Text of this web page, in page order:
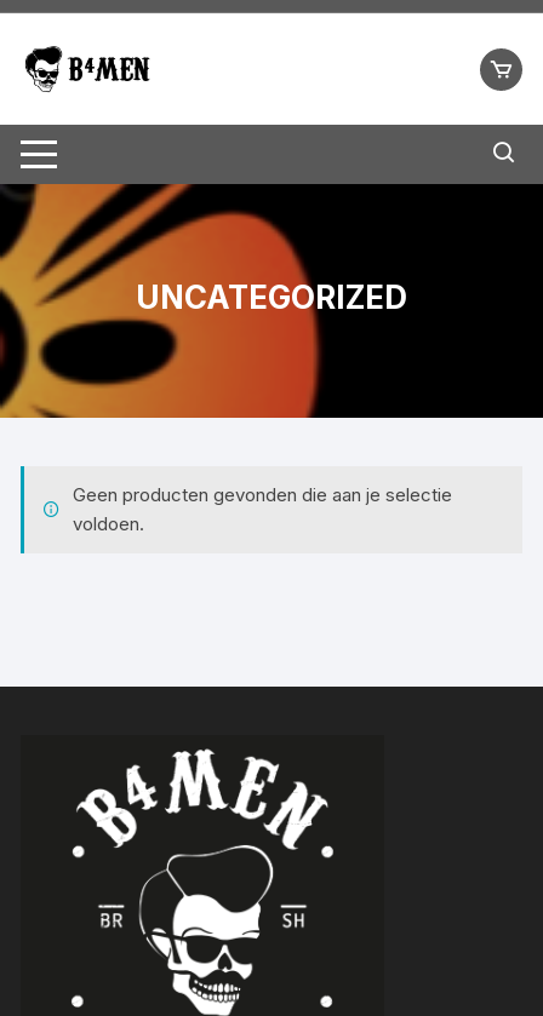
Ga
inhoud
UNCATEGORIZED
Geen producten gevonden die aan je selectie
voldoen.